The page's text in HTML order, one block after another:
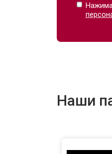
Наши